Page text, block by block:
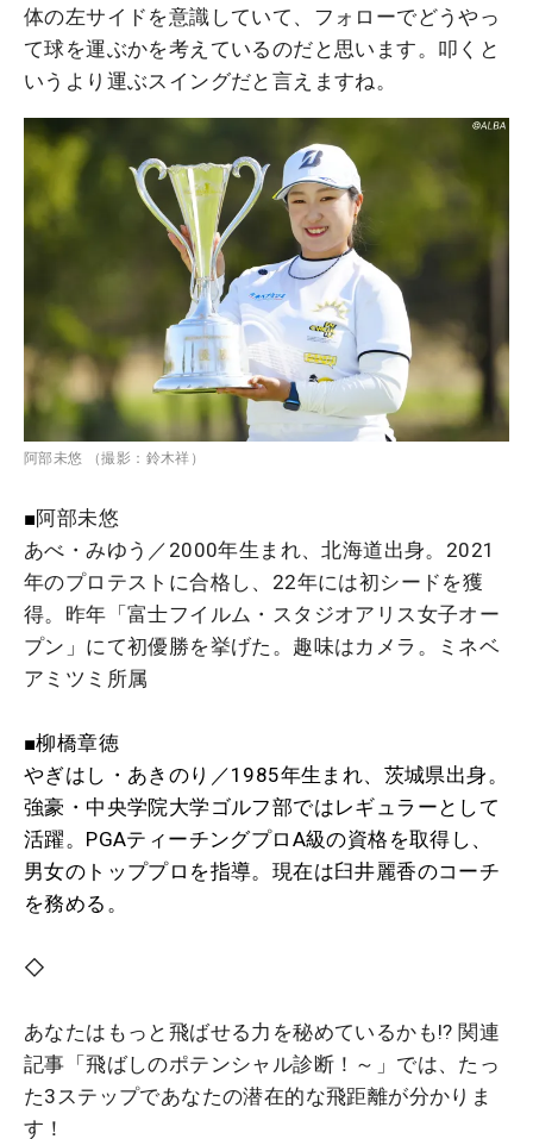
体の左サイドを意識していて、フォローでどうやっ
て球を運ぶかを考えているのだと思います。叩くと
いうより運ぶスイングだと言えますね。
阿部未悠 （撮影：鈴木祥）
■阿部未悠
あべ・みゆう／2000年生まれ、北海道出身。2021
年のプロテストに合格し、22年には初シードを獲
得。昨年「富士フイルム・スタジオアリス女子オー
プン」にて初優勝を挙げた。趣味はカメラ。ミネベ
アミツミ所属
■柳橋章徳
やぎはし・あきのり／1985年生まれ、茨城県出身。
強豪・中央学院大学ゴルフ部ではレギュラーとして
活躍。PGAティーチングプロA級の資格を取得し、
男女のトッププロを指導。現在は臼井麗香のコーチ
を務める。
◇
あなたはもっと飛ばせる力を秘めているかも!? 関連
記事「飛ばしのポテンシャル診断！～」では、たっ
た3ステップであなたの潜在的な飛距離が分かりま
す！